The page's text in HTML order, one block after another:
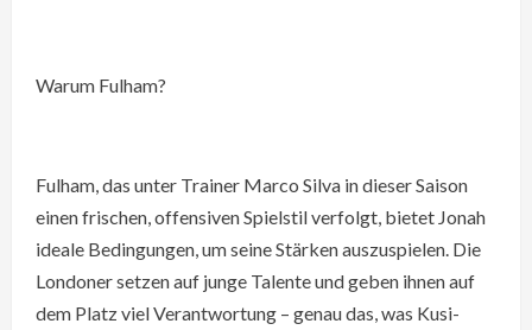
Warum Fulham?
Fulham, das unter Trainer Marco Silva in dieser Saison
einen frischen, offensiven Spielstil verfolgt, bietet Jonah
ideale Bedingungen, um seine Stärken auszuspielen. Die
Londoner setzen auf junge Talente und geben ihnen auf
dem Platz viel Verantwortung – genau das, was Kusi-